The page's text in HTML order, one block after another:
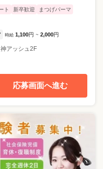
ト 新卒歓迎
まつげパーマ
時給 1,100円 ~ 2,000円
アッシュ2F
応募画面へ進む